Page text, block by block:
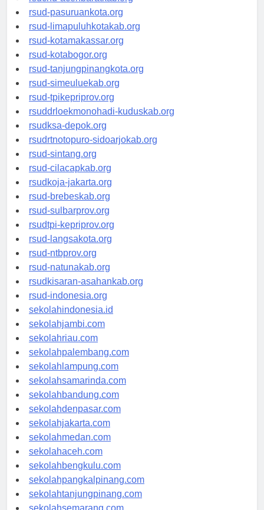
rsucnd-acehbaratkab.org
rsud-pasuruankota.org
rsud-limapuluhkotakab.org
rsud-kotamakassar.org
rsud-kotabogor.org
rsud-tanjungpinangkota.org
rsud-simeuluekab.org
rsud-tpikepriprov.org
rsuddrloekmonohadi-kuduskab.org
rsudksa-depok.org
rsudrtnotopuro-sidoarjokab.org
rsud-sintang.org
rsud-cilacapkab.org
rsudkoja-jakarta.org
rsud-brebeskab.org
rsud-sulbarprov.org
rsudtpi-kepriprov.org
rsud-langsakota.org
rsud-ntbprov.org
rsud-natunakab.org
rsudkisaran-asahankab.org
rsud-indonesia.org
sekolahindonesia.id
sekolahjambi.com
sekolahriau.com
sekolahpalembang.com
sekolahlampung.com
sekolahsamarinda.com
sekolahbandung.com
sekolahdenpasar.com
sekolahjakarta.com
sekolahmedan.com
sekolahaceh.com
sekolahbengkulu.com
sekolahpangkalpinang.com
sekolahtanjungpinang.com